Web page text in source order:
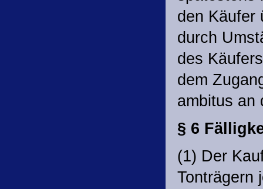
den Käufer
durch
des
dem
ambitus an
§ 6
(1) Der
Tonträgern